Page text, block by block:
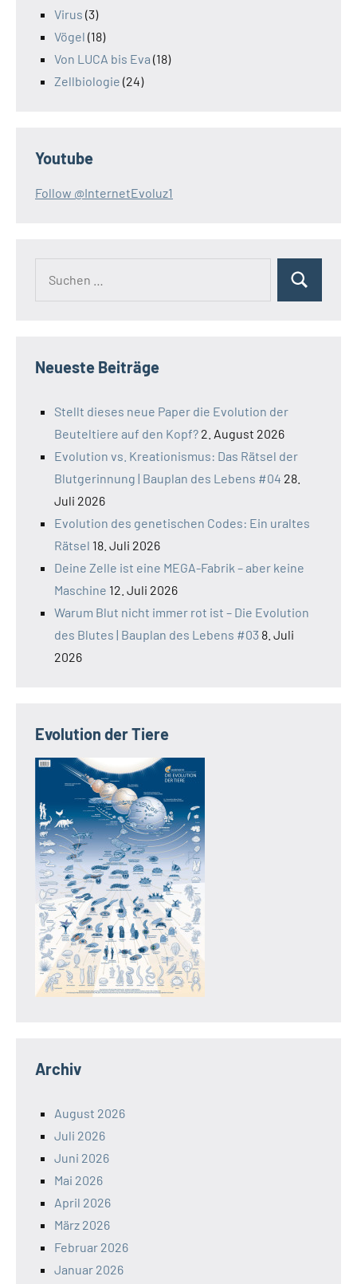
Virus (3)
Vögel (18)
Von LUCA bis Eva (18)
Zellbiologie (24)
Youtube
Follow @InternetEvoluz1
Suchen
Neueste Beiträge
Stellt dieses neue Paper die Evolution der
Beuteltiere auf den Kopf? 2. August 2026
Evolution vs. Kreationismus: Das Rätsel der
Blutgerinnung | Bauplan des Lebens #04 28.
Juli 2026
Evolution des genetischen Codes: Ein uraltes
Rätsel 18. Juli 2026
Deine Zelle ist eine MEGA-Fabrik – aber keine
Maschine 12. Juli 2026
Warum Blut nicht immer rot ist – Die Evolution
des Blutes | Bauplan des Lebens #03 8. Juli
2026
Evolution der Tiere
Archiv
August 2026
Juli 2026
Juni 2026
Mai 2026
April 2026
März 2026
Februar 2026
Januar 2026